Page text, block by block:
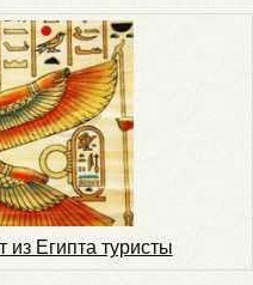
из Египта туристы